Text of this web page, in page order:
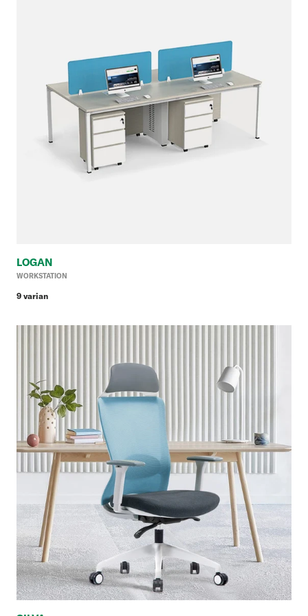
LOGAN
WORKSTATION
9 varian